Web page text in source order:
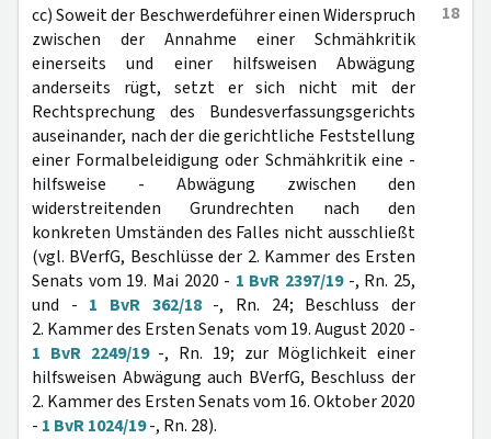
18
cc) Soweit der Beschwerdeführer einen Widerspruch
zwischen der Annahme einer Schmähkritik
einerseits und einer hilfsweisen Abwägung
anderseits rügt, setzt er sich nicht mit der
Rechtsprechung des Bundesverfassungsgerichts
auseinander, nach der die gerichtliche Feststellung
einer Formalbeleidigung oder Schmähkritik eine -
hilfsweise - Abwägung zwischen den
widerstreitenden Grundrechten nach den
konkreten Umständen des Falles nicht ausschließt
(vgl. BVerfG, Beschlüsse der 2. Kammer des Ersten
Senats vom 19. Mai 2020 - 1 BvR 2397/19-, Rn. 25,
und - 1 BvR 362/18-, Rn. 24; Beschluss der
2. Kammer des Ersten Senats vom 19. August 2020 -
1 BvR 2249/19-, Rn. 19; zur Möglichkeit einer
hilfsweisen Abwägung auch BVerfG, Beschluss der
2. Kammer des Ersten Senats vom 16. Oktober 2020
- 1 BvR 1024/19-, Rn. 28).